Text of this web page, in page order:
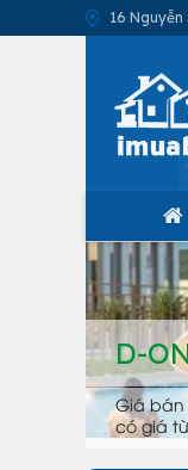
16
D-
Giá bán
có giá